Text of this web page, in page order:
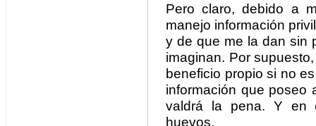
Pero claro, debido a
manejo información
y de que me la dan sin
imaginan. Por
beneficio propio si no
información que poseo
valdrá la pena. Y en
huevos.